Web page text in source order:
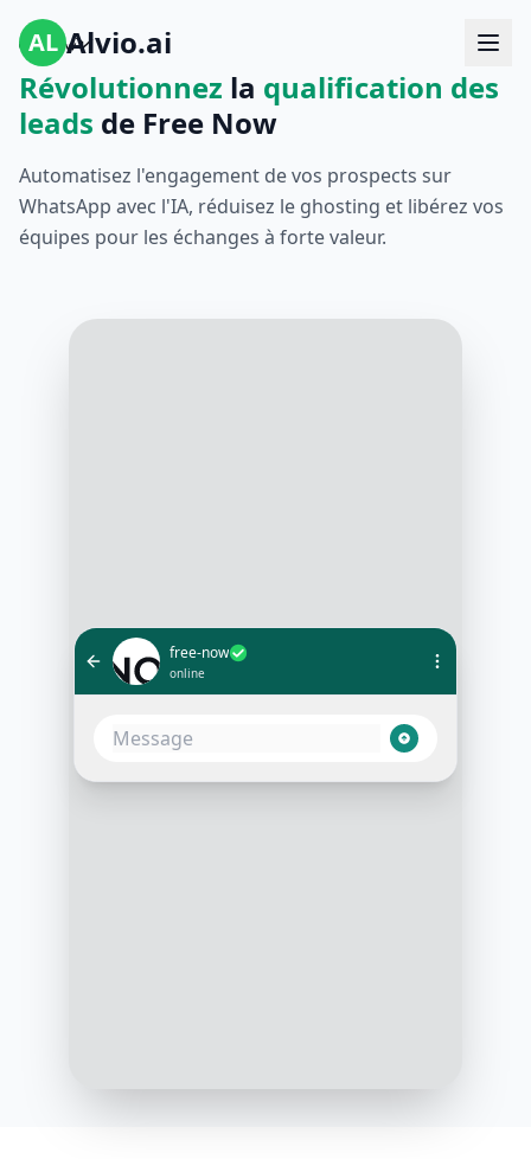
AL Alvio.ai
Révolutionnez la qualification des
leads de Free Now
Automatisez l'engagement de vos prospects sur
WhatsApp avec l'IA, réduisez le ghosting et libérez vos
équipes pour les échanges à forte valeur.
free-now
online
Je souhaite réserver un taxi pour
3:15 PM